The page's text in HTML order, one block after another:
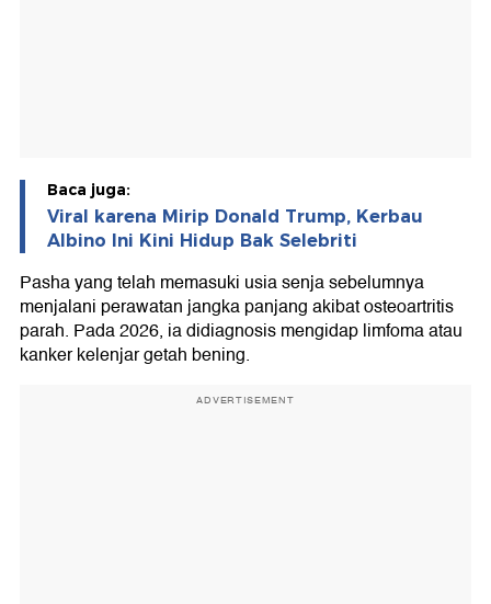
Baca juga:
Viral karena Mirip Donald Trump, Kerbau
Albino Ini Kini Hidup Bak Selebriti
Pasha yang telah memasuki usia senja sebelumnya
menjalani perawatan jangka panjang akibat osteoartritis
parah. Pada 2026, ia didiagnosis mengidap limfoma atau
kanker kelenjar getah bening.
ADVERTISEMENT